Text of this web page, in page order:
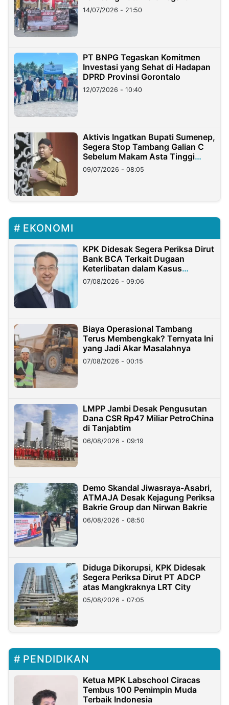
Lampung
14/07/2026 - 21:50
PT BNPG Tegaskan Komitmen
Investasi yang Sehat di Hadapan
DPRD Provinsi Gorontalo
12/07/2026 - 10:40
Aktivis Ingatkan Bupati Sumenep,
Segera Stop Tambang Galian C
Sebelum Makam Asta Tinggi
Longsor
09/07/2026 - 08:05
EKONOMI
KPK Didesak Segera Periksa Dirut
Bank BCA Terkait Dugaan
Keterlibatan dalam Kasus
Hilangnya Dana Nasabah Rp2,58
Miliar
07/08/2026 - 09:06
Biaya Operasional Tambang
Terus Membengkak? Ternyata Ini
yang Jadi Akar Masalahnya
07/08/2026 - 00:15
LMPP Jambi Desak Pengusutan
Dana CSR Rp47 Miliar PetroChina
di Tanjabtim
06/08/2026 - 09:19
Demo Skandal Jiwasraya-Asabri,
ATMAJA Desak Kejagung Periksa
Bakrie Group dan Nirwan Bakrie
06/08/2026 - 08:50
Diduga Dikorupsi, KPK Didesak
Segera Periksa Dirut PT ADCP
atas Mangkraknya LRT City
05/08/2026 - 07:05
PENDIDIKAN
Ketua MPK Labschool Ciracas
Tembus 100 Pemimpin Muda
Terbaik Indonesia